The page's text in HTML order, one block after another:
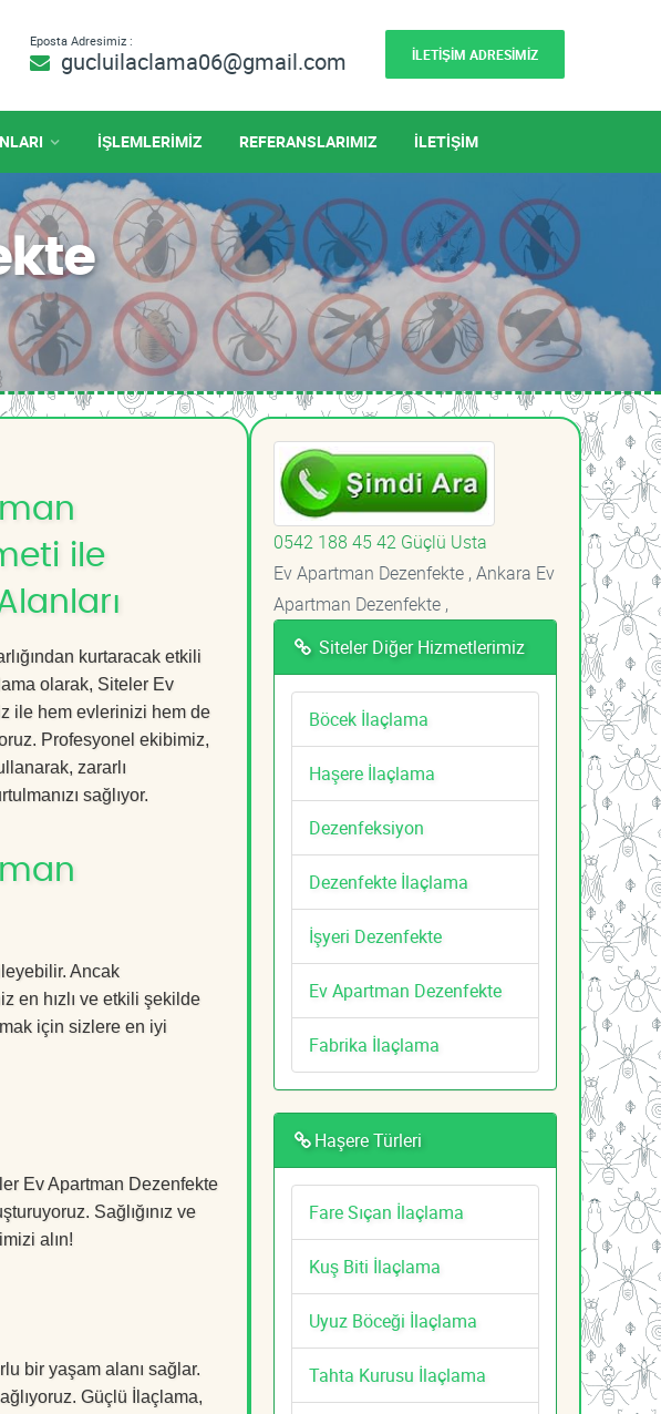
Eposta Adresimiz :
gucluilaclama06@gmail.com İLETİŞİM ADRESİMİZ
İŞLEMLERİMİZ REFERANSLARIMIZ İLETİŞİM
ile
kurtaracak etkili
olarak, Siteler Ev
ile hem evlerinizi hem de
Profesyonel ekibimiz,
zararlı
sağlıyor.
Ancak
en hızlı ve etkili şekilde
için sizlere en iyi
Ev Apartman Dezenfekte
Sağlığınız ve
alın!
bir yaşam alanı sağlar.
Güçlü İlaçlama,
0542 188 45 42 Güçlü Usta
Ev Apartman Dezenfekte , Ankara Ev
Apartman Dezenfekte ,
Siteler Diğer Hizmetlerimiz
Böcek İlaçlama
Haşere İlaçlama
Dezenfeksiyon
Dezenfekte İlaçlama
İşyeri Dezenfekte
Ev Apartman Dezenfekte
Fabrika İlaçlama
Haşere Türleri
Fare Sıçan İlaçlama
Kuş Biti İlaçlama
Uyuz Böceği İlaçlama
Tahta Kurusu İlaçlama